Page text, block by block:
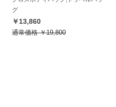
グ
￥13,860
通常価格￥19,800